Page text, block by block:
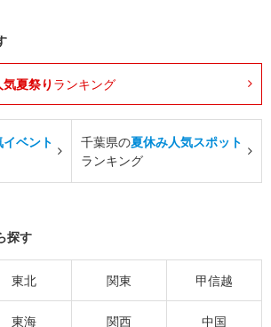
夏祭り ランキング
ベント
千葉県の夏休み人気スポット
ランキング
探す
東北 関東 甲信越
東海 関西 中国